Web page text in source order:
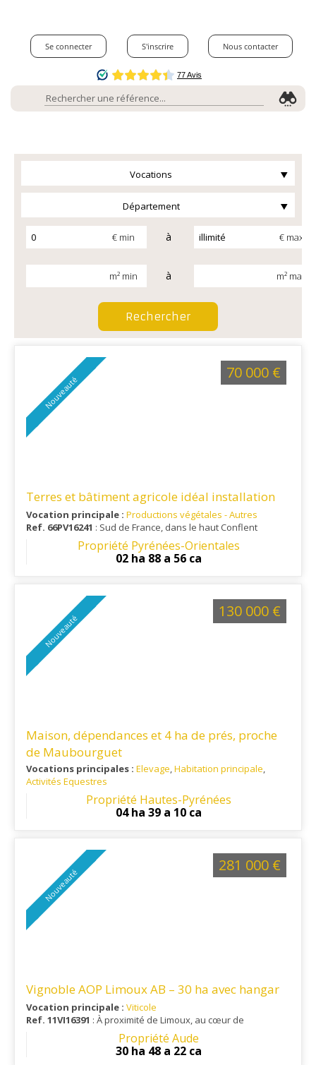
Se connecter S'inscrire Nous contacter
Vocations
Département
€ min à € max
m² min à m² max
Nouveauté
Terres et bâtiment agricole idéal installation
Vocation principale : Productions végétales - Autres
Ref. 66PV16241 : Sud de France, dans le haut Conflent
Propriété Pyrénées-Orientales
02 ha 88 a 56 ca
70 000 €
Nouveauté
Maison, dépendances et 4 ha de prés, proche
de Maubourguet
Vocations principales : Elevage,Habitation principale,
Activités Equestres
Ref. 65RE16413 : Proche Marciac et Rabastens de Bigorre
Propriété Hautes-Pyrénées
04 ha 39 a 10 ca
130 000 €
Nouveauté
Vignoble AOP Limoux AB – 30 ha avec hangar
Vocation principale : Viticole
Ref. 11VI16391 : À proximité de Limoux, au cœur de
l'appellation Limoux, ce vignoble bénéficie d'un
environnement viticole reconnu, alliant accessibilité, calme et
proximité des principaux services.
Propriété Aude
30 ha 48 a 22 ca
281 000 €